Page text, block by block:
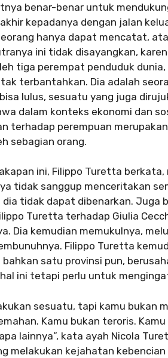
benar-benar untuk
kepadanya dengan jalan
hanya dapat mencatat,
ini tidak disayangkan,
tiga perempat penduduk
terbantahkan. Dia adalah
lulus, sesuatu yang juga
dalam konteks ekonomi dan
terhadap perempuan
sebagian orang.
ini, Filippo Turetta
tidak sanggup menceritakan
dia tidak dapat dibenarkan.
Turetta terhadap Giulia
Dia kemudian memukulnya,
Filippo Turetta
bahkan satu provinsi pun,
ini tetapi perlu untuk
sesuatu, tapi kamu bukan
Kamu bukan teroris.
lainnya”, kata ayah Nicola
melakukan kejahatan